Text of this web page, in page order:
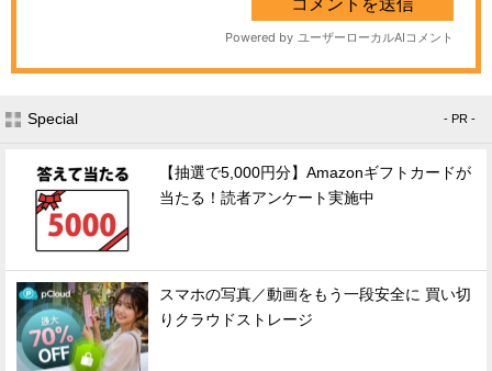
Special - PR -
【抽選で5,000円分】Amazonギフトカードが
当たる！読者アンケート実施中
スマホの写真／動画をもう一段安全に 買い切
りクラウドストレージ